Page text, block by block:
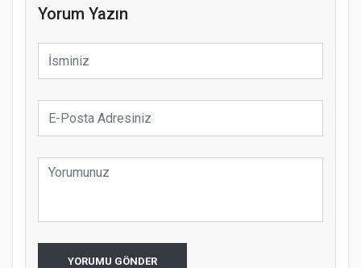
Yorum Yazın
YORUMU GÖNDER